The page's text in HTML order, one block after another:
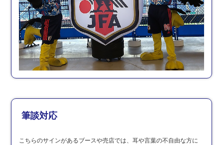
筆談対応
こちらのサインがあるブースや売店では、耳や言葉の不自由な方に